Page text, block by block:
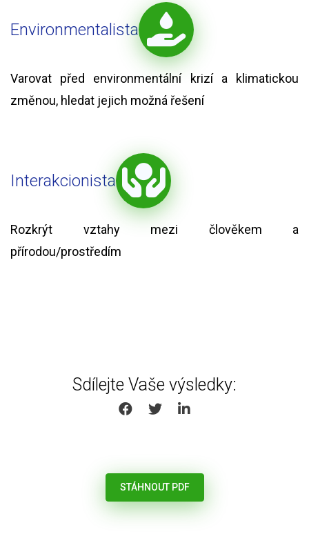
Environmentalista
Varovat před environmentální krizí a klimatickou
změnou, hledat jejich možná řešení
Interakcionista
Rozkrýt vztahy mezi člověkem a
přírodou/prostředím
Sdílejte Vaše výsledky:
SHARE ON FACEBOOK
SHARE ON TWITTER
SHARE ON LINKEDIN
STÁHNOUT PDF